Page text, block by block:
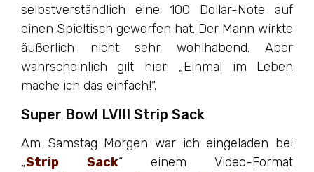
selbstverständlich eine 100 Dollar-Note auf
einen Spieltisch geworfen hat. Der Mann wirkte
äußerlich nicht sehr wohlhabend. Aber
wahrscheinlich gilt hier: „Einmal im Leben
mache ich das einfach!“.
Super Bowl LVIII Strip Sack
Am Samstag Morgen war ich eingeladen bei
„Strip Sack“ einem Video-Format